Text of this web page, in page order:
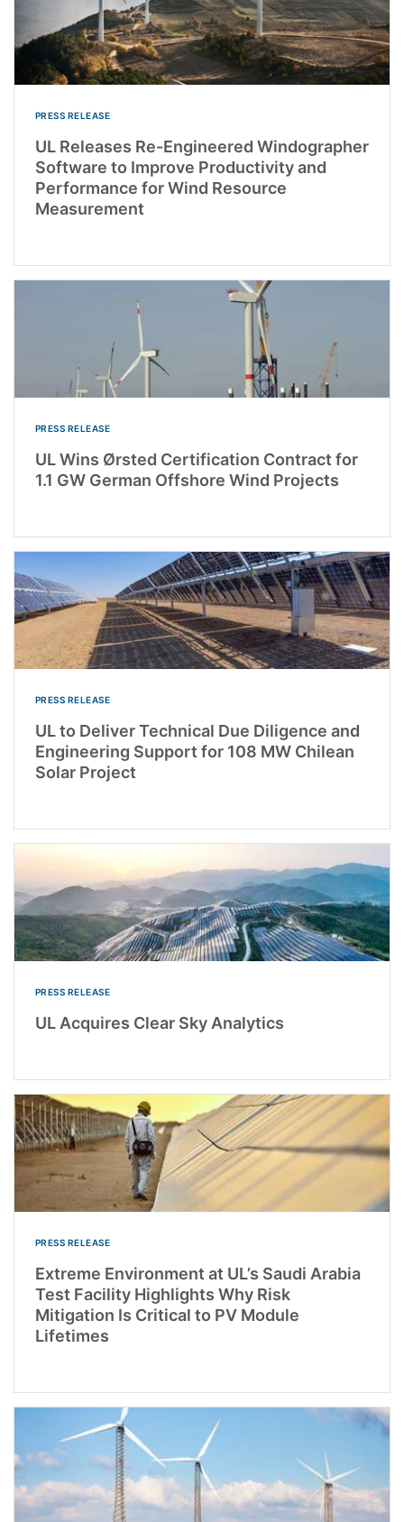
PRESS RELEASE
UL Releases Re-Engineered Windographer
Software to Improve Productivity and
Performance for Wind Resource
Measurement
PRESS RELEASE
UL Wins Ørsted Certification Contract for
1.1 GW German Offshore Wind Projects
PRESS RELEASE
UL to Deliver Technical Due Diligence and
Engineering Support for 108 MW Chilean
Solar Project
PRESS RELEASE
UL Acquires Clear Sky Analytics
PRESS RELEASE
Extreme Environment at UL’s Saudi Arabia
Test Facility Highlights Why Risk
Mitigation Is Critical to PV Module
Lifetimes